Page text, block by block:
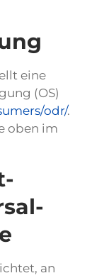
eine
(OS)
odr/.
oben im
an